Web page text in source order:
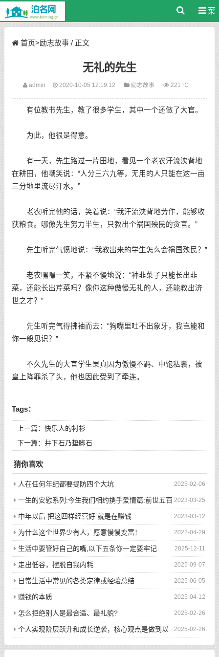
菜
首页>励志故事/ 正文
无礼的先生
admin 2020-10-05 12:19:12 励志故事 221 ℃
有位教书先生，教了很多学生，其中一个还做了大官。
为此，他很是得意。
有一天，先生路过一片田地，看见一个老农汗流浃背地
在耕田，他嘲笑说：“人分三六九等，无用的人只能在这一亩
三分地里流尽汗水。”
老农听完他的话，笑着说：“我汗流浃背地劳作，能够收
获粮食。哪像先生努力半生，只教出个祸国殃民的贪官。”
先生听完气愤地说：“我教出来的学生怎么会祸国殃民？”
老农嘿嘿一笑，不紧不慢地说：“种韭菜子只能长出韭
菜，还能长出芹菜吗？像你这种傲慢无礼的人，还能教出济
世之才？”
先生听完气得拂袖而去：“狗嘴里吐不出象牙，我岂能和
你一般见识？”
不久先生的大官学生果真因为傲慢不羁、中饱私囊，被
皇上降罪杀了头，他也因此受到了牵连。
Tags：
上一篇： 快乐人的衬衫
下一篇： 井下石乃垫脚石
猜你喜欢
2025-02-06
人在任何年纪都要提防四个大坑
2023-03-25
一生的安慰系列:今生我们相约携手爱情篇:前世五百
次的回眸才换来今生的相遇
2023-03-12
中年以后 把这四样经营好 就是在赚钱
2022-04-29
为什么这个世界少有人，愿意慢慢变富！
2025-12-11
生活中要管好自己的嘴,以下五条你一定要牢记
2025-09-07
走出低谷，摆脱自我内耗
2025-06-05
日常生活中常见的各类定律或经验总结
2025-04-12
赚钱的本质
2025-02-26
怎么拒绝别人是最合适、最礼貌?
2025-02-26
个人实现阶层跃升和成长逆袭，核心观点是做到以
下八件事